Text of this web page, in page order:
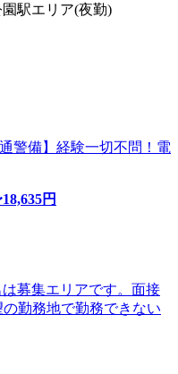
駅エリア(夜勤)
警備】経験一切不問！電
18,635円
募集エリアです。面接
勤務地で勤務できない